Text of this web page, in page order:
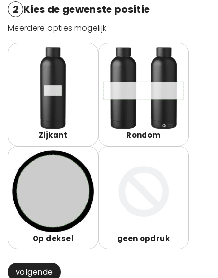
2 Kies de gewenste positie
Meerdere opties mogelijk
Zijkant Rondom
Op deksel geen opdruk
volgende